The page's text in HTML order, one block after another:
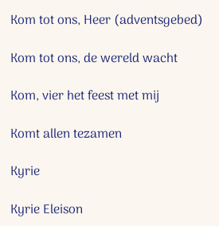
Kom tot ons, Heer (adventsgebed)
Kom tot ons, de wereld wacht
Kom, vier het feest met mij
Komt allen tezamen
Kyrie
Kyrie Eleison